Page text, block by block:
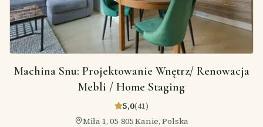
Machina Snu: Projektowanie Wnętrz/ Renowacja
Mebli / Home Staging
5,0(41)
Miła 1, 05-805 Kanie, Polska